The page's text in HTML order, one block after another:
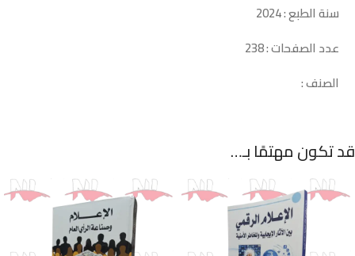
سنة الطبع : 2024
عدد الصفحات : 238
الصنف :
قد تكون مهتمًا بـ…